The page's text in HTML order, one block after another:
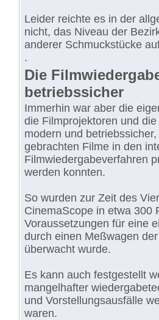
Leider reichte es in der
nicht, das Niveau der
anderer Schmuckstücke
.
Die
betriebssicher
Immerhin war aber die
die Filmprojektoren und
modern und
gebrachten Filme in den
Filmwiedergabeverfahren
werden konnten.
So wurden zur Zeit des
CinemaScope in etwa 300
Voraussetzungen für eine
durch einen Meßwagen
überwacht wurde.
Es kann auch festgestellt
mangelhafter
und Vorstellungsausfälle
waren.